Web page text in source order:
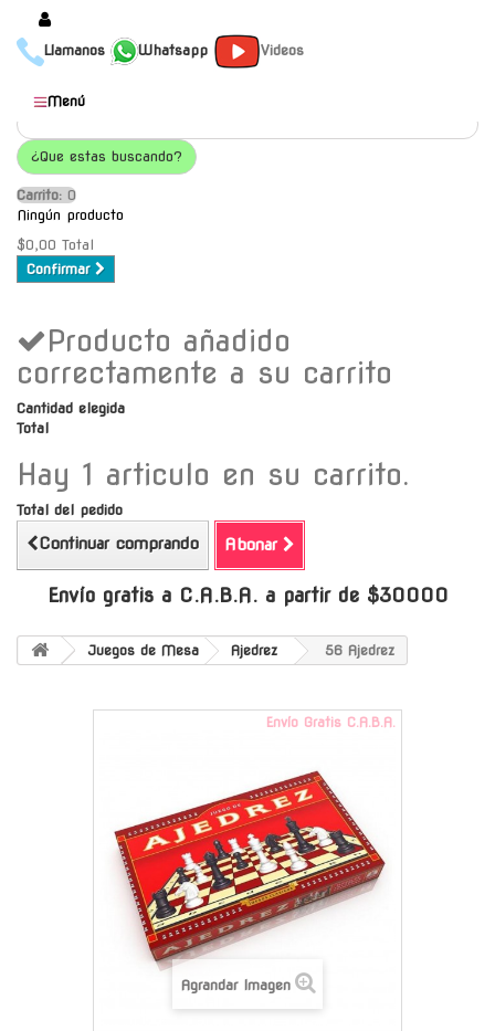
Llamanos Whatsapp Videos
Productos
Populares
Categorías
Marcas
Mayoristas
Contacto
Envío gratis a C.A.B.A. a
partir de $30000
Menú
¿Que estas buscando?
Carrito: O
Ningún producto
$0,00 Total
Confirmar
Producto añadido
correctamente a su carrito
Cantidad elegida
Total
Hay 1 articulo en su carrito.
Total del pedido
Continuar comprando Abonar
Envío gratis a C.A.B.A. a partir de $30000
Juegos de Mesa Ajedrez 56 Ajedrez
Envío Gratis C.A.B.A.
Agrandar Imagen